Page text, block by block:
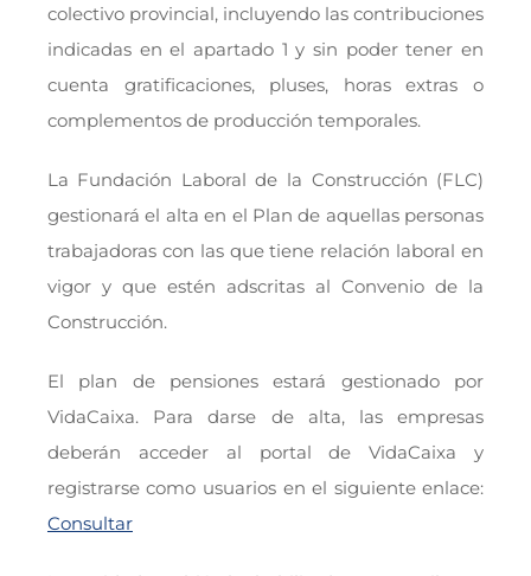
colectivo provincial, incluyendo las contribuciones
indicadas en el apartado 1 y sin poder tener en
cuenta gratificaciones, pluses, horas extras o
complementos de producción temporales.
La Fundación Laboral de la Construcción (FLC)
gestionará el alta en el Plan de aquellas personas
trabajadoras con las que tiene relación laboral en
vigor y que estén adscritas al Convenio de la
Construcción.
El plan de pensiones estará gestionado por
VidaCaixa. Para darse de alta, las empresas
deberán acceder al portal de VidaCaixa y
registrarse como usuarios en el siguiente enlace:
Consultar